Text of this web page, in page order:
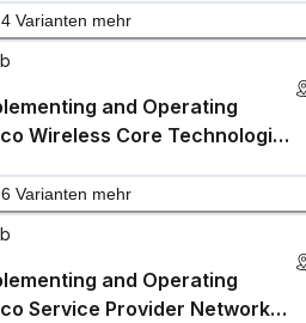
OP
4 Varianten mehr
and Operating
Wireless Core Technologies
6 Varianten mehr
and Operating
Service Provider Network